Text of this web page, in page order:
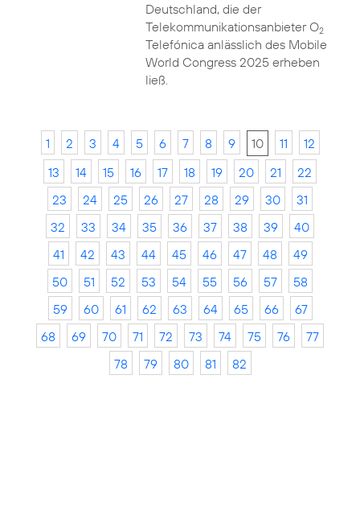
Deutschland, die der
Telekommunikationsanbieter O2
Telefónica anlässlich des Mobile
World Congress 2025 erheben
ließ.
1 2 3 4 5 6 7 8 9 10 11
12
13
14 15 16 17 18 19 20 21
22
23
24 25 26 27 28 29 30
31
32
33 34 35 36 37 38 39
40
41
42 43 44 45 46 47 48
49
50
51 52 53 54 55 56 57
58
59
60 61 62 63 64 65 66
67
68
69 70 71 72 73 74 75 76
77
78
79 80 81 82